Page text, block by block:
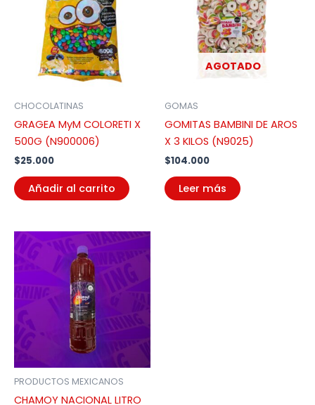
CHOCOLATINAS
GRAGEA MyM COLORETI X
500G (N900006)
$25.000
Añadir al carrito
AGOTADO
GOMAS
GOMITAS BAMBINI DE AROS
X 3 KILOS (N9025)
$104.000
Leer más
PRODUCTOS MEXICANOS
CHAMOY NACIONAL LITRO